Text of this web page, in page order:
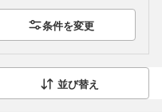
条件を変更
並び替え